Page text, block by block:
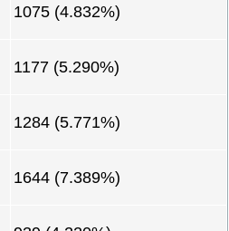
1075 (4.832%)
1177 (5.290%)
1284 (5.771%)
1644 (7.389%)